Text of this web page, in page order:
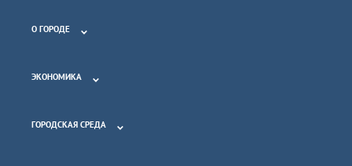
О ГОРОДЕ
ЭКОНОМИКА
ГОРОДСКАЯ СРЕДА